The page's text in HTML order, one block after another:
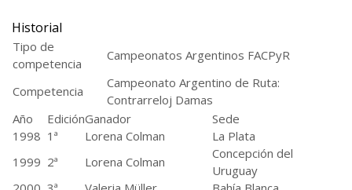
Historial
Tipo de
competencia
Campeonatos Argentinos FACPyR
Competencia
Campeonato Argentino de Ruta:
Contrarreloj Damas
Año
EdiciónGanador
Sede
1998 1ª Lorena Colman
La Plata
1999 2ª Lorena Colman
Concepción del
Uruguay